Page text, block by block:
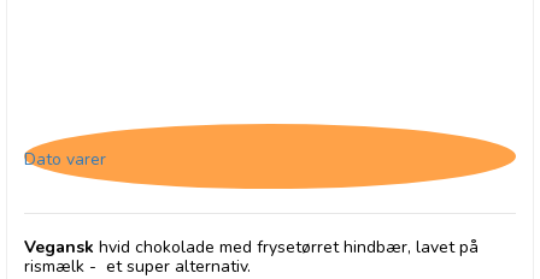
Dato varer
Vegansk hvid chokolade med frysetørret hindbær, lavet på
rismælk - et super alternativ.